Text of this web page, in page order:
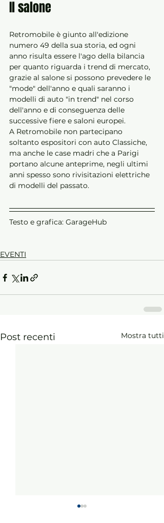
Il salone
Retromobile è giunto all'edizione
numero 49 della sua storia, ed ogni
anno risulta essere l'ago della bilancia
per quanto riguarda i trend di mercato,
grazie al salone si possono prevedere le
"mode" dell'anno e quali saranno i
modelli di auto "in trend" nel corso
dell'anno e di conseguenza delle
successive fiere e saloni europei.
A Retromobile non partecipano
soltanto espositori con auto Classiche,
ma anche le case madri che a Parigi
portano alcune anteprime, negli ultimi
anni spesso sono rivisitazioni elettriche
di modelli del passato.
Testo e grafica: GarageHub
EVENTI
Post recenti Mostra tutti